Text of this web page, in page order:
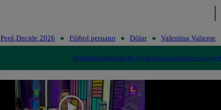
Perú Decide 2026 Fútbol peruano Dólar Valentina Valiente
PolíticaLimaMundoTe ayudoTendenciasDeportes